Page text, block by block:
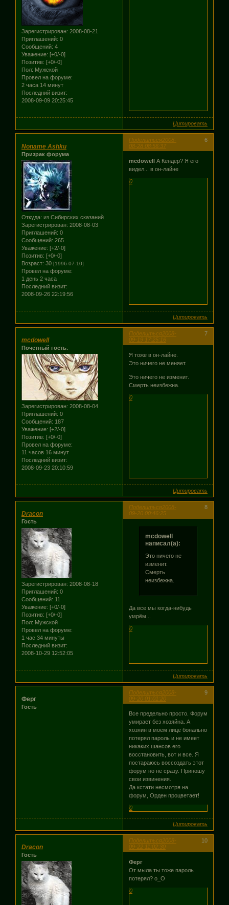
Зарегистрирован: 2008-08-21
Приглашений: 0
Сообщений: 4
Уважение: [+0/-0]
Позитив: [+0/-0]
Пол: Мужской
Провел на форуме:
2 часа 14 минут
Последний визит:
2008-09-09 20:25:45
Цитировать
Поделиться 6
2008-
08-28 08:56:37
Noname Ashku
Призрак форума
Откуда: из Сибирских сказаний
Зарегистрирован: 2008-08-03
Приглашений: 0
Сообщений: 265
Уважение: [+2/-0]
Позитив: [+0/-0]
Возраст: 30 [1996-07-10]
Провел на форуме:
1 день 2 часа
Последний визит:
2008-09-26 22:19:56
mcdowell
А Кендер? Я его
видел... в он-лайне
0
Цитировать
Поделиться 7
2008-
09-19 17:25:16
mcdowell
Почетный гость.
Зарегистрирован: 2008-08-04
Приглашений: 0
Сообщений: 187
Уважение: [+2/-0]
Позитив: [+0/-0]
Провел на форуме:
11 часов 16 минут
Последний визит:
2008-09-23 20:10:59
Я тоже в он-лайне.
Это ничего не меняет.
Это ничего не изменит.
Смерть неизбежна.
0
Цитировать
Поделиться 8
2008-
09-20 00:46:25
Dracon
Гость
Зарегистрирован: 2008-08-18
Приглашений: 0
Сообщений: 11
Уважение: [+0/-0]
Позитив: [+0/-0]
Пол: Мужской
Провел на форуме:
1 час 34 минуты
Последний визит:
2008-10-29 12:52:05
mcdowell
написал(а):
Это ничего не
изменит.
Смерть
неизбежна.
Да все мы когда-нибудь
умрём...
0
Цитировать
Поделиться 9
2008-
09-20 01:01:20
Ферг
Гость
Все предельно просто. Форум
умирает без хозяйна. А
хозяин в моем лице бонально
потерял пароль и не имеет
никаких шансов его
восстановить, вот и все. Я
постараюсь воссоздать этот
форум но не сразу. Приношу
свои извинения.
Да кстати несмотря на
форум, Орден процветает!
0
Цитировать
Поделиться 10
2008-
09-22 11:02:30
Dracon
Гость
Ферг
От мыла ты тоже пароль
потерял? о_О
0